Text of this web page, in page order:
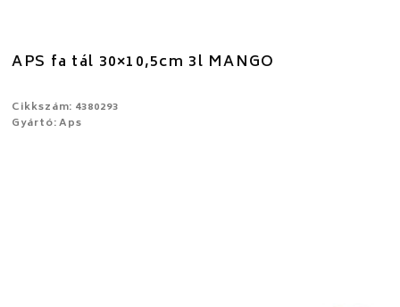
APS fa tál 30×10,5cm 3l MANGO
Cikkszám: 4380293
Gyártó: Aps